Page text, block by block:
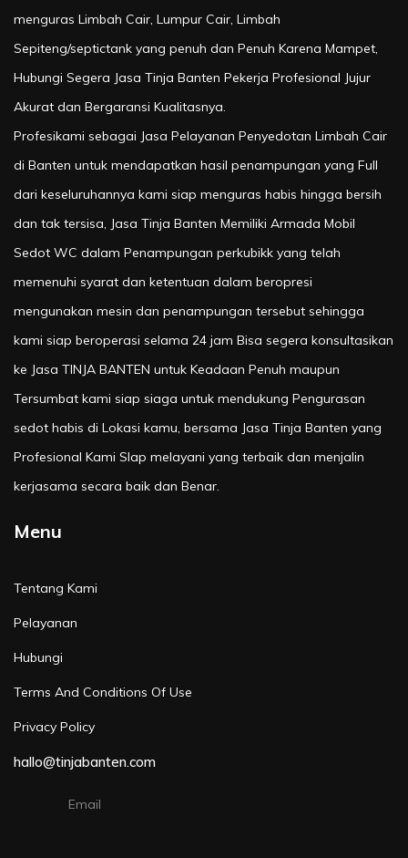
menguras Limbah Cair, Lumpur Cair, Limbah
Sepiteng/septictank yang penuh dan Penuh Karena Mampet,
Hubungi Segera Jasa Tinja Banten Pekerja Profesional Jujur
Akurat dan Bergaransi Kualitasnya.
Profesikami sebagai Jasa Pelayanan Penyedotan Limbah Cair
di Banten untuk mendapatkan hasil penampungan yang Full
dari keseluruhannya kami siap menguras habis hingga bersih
dan tak tersisa, Jasa Tinja Banten Memiliki Armada Mobil
Sedot WC dalam Penampungan perkubikk yang telah
memenuhi syarat dan ketentuan dalam beropresi
mengunakan mesin dan penampungan tersebut sehingga
kami siap beroperasi selama 24 jam Bisa segera konsultasikan
ke Jasa TINJA BANTEN untuk Keadaan Penuh maupun
Tersumbat kami siap siaga untuk mendukung Pengurasan
sedot habis di Lokasi kamu, bersama Jasa Tinja Banten yang
Profesional Kami SIap melayani yang terbaik dan menjalin
kerjasama secara baik dan Benar.
Menu
Tentang Kami
Pelayanan
Hubungi
Terms And Conditions Of Use
Privacy Policy
hallo@tinjabanten.com
Email